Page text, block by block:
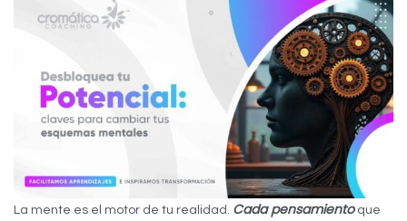
La mente es el motor de tu realidad. Cada pensamientoque